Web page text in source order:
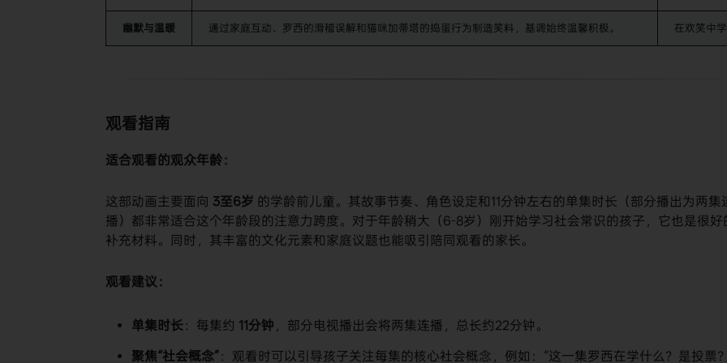
幽默与温暖 通过家庭互动、罗西的滑稽误解和猫咪加蒂塔的捣蛋行为制造笑料，基调始终温馨积极。 在欢笑中
观看指南
适合观看的观众年龄：
这部动画主要面向 3至6岁
的学龄前儿童。其故事节奏、角色设定和11分钟左右的单集时长（部分播出为两集
播）都非常适合这个年龄段的注意力跨度。对于年龄稍大（6-8岁）刚开始学习社会常识的孩子，它也是很好
补充材料。同时，其丰富的文化元素和家庭议题也能吸引陪同观看的家长。
观看建议：
单集时长：每集约 11分钟 ，部分电视播出会将两集连播，总长约22分钟。
聚焦“社会概念”：观看时可以引导孩子关注每集的核心社会概念，例如：“这一集罗西在学什么？是投票？